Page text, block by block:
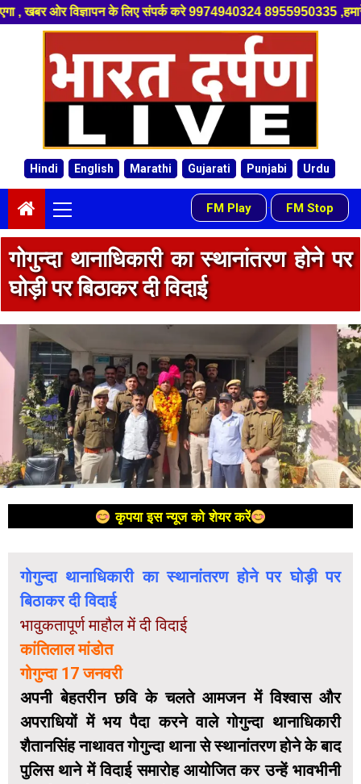
करे 9974940324 8955950335 ,हमारे यूट्यूब चैनल को सबस्क्राइब
Hindi English Marathi Gujarati Punjabi Urdu
Menu
FM Play - FM Stop
गोगुन्दा थानाधिकारी का स्थानांतरण होने पर
घोड़ी पर बिठाकर दी विदाई
कृपया इस न्यूज को शेयर करें
गोगुन्दा थानाधिकारी का स्थानांतरण होने पर घोड़ी पर
बिठाकर दी विदाई
भावुकतापूर्ण माहौल में दी विदाई
कांतिलाल मांडोत
गोगुन्दा 17 जनवरी
अपनी बेहतरीन छवि के चलते आमजन में विश्वास और
अपराधियों में भय पैदा करने वाले गोगुन्दा थानाधिकारी
शैतानसिंह नाथावत गोगुन्दा थाना से स्थानांतरण होने के बाद
पुलिस थाने में विदाई समारोह आयोजित कर उन्हें भावभीनी